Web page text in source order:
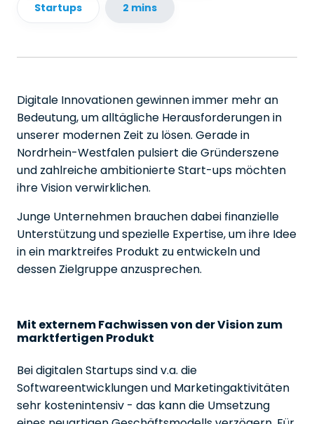
Startups 2 mins
Digitale Innovationen gewinnen immer mehr an
Bedeutung, um alltägliche Herausforderungen in
unserer modernen Zeit zu lösen. Gerade in
Nordrhein-Westfalen pulsiert die Gründerszene
und zahlreiche ambitionierte Start-ups möchten
ihre Vision verwirklichen.
Junge Unternehmen brauchen dabei finanzielle
Unterstützung und spezielle Expertise, um ihre Idee
in ein marktreifes Produkt zu entwickeln und
dessen Zielgruppe anzusprechen.
Mit externem Fachwissen von der Vision zum
marktfertigen Produkt
Bei digitalen Startups sind v.a. die
Softwareentwicklungen und Marketingaktivitäten
sehr kostenintensiv - das kann die Umsetzung